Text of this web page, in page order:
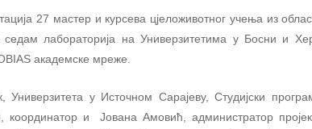
27 мастер и курсева цјеложивотног учења из
лабораторија на Универзитетима у Босни и
академске мреже.
Универзитета у Источном Сарајеву, Студијски
и Јована Амовић, администратор